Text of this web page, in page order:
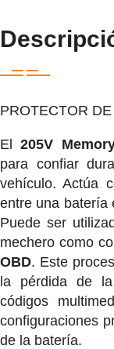
PROTECTOR
El205V
para confiar
vehículo. Actúa
entre una batería
Puede ser
mechero como
OBD. Este
la pérdida de
códigos
configuraciones
de la batería.